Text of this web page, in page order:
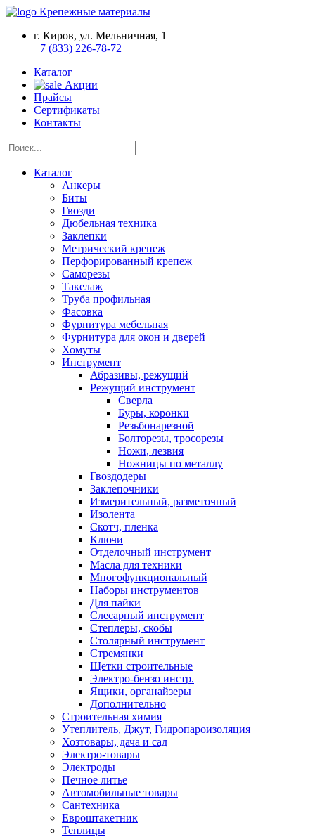
Крепежные материалы
г. Киров, ул. Мельничная, 1
+7 (833) 226-78-72
Каталог
Акции
Прайсы
Сертификаты
Контакты
Каталог
Анкеры
Биты
Гвозди
Дюбельная техника
Заклепки
Метрический крепеж
Перфорированный крепеж
Саморезы
Такелаж
Труба профильная
Фасовка
Фурнитура мебельная
Фурнитура для окон и дверей
Хомуты
Инструмент
Абразивы, режущий
Режущий инструмент
Сверла
Буры, коронки
Резьбонарезной
Болторезы, тросорезы
Ножи, лезвия
Ножницы по металлу
Гвоздодеры
Заклепочники
Измерительный, разметочный
Изолента
Скотч, пленка
Ключи
Отделочный инструмент
Масла для техники
Многофункциональный
Наборы инструментов
Для пайки
Слесарный инструмент
Степлеры, скобы
Столярный инструмент
Стремянки
Щетки строительные
Электро-бензо инстр.
Ящики, органайзеры
Дополнительно
Строительная химия
Утеплитель, Джут, Гидропароизоляция
Хозтовары, дача и сад
Электро-товары
Электроды
Печное литье
Автомобильные товары
Сантехника
Евроштакетник
Теплицы